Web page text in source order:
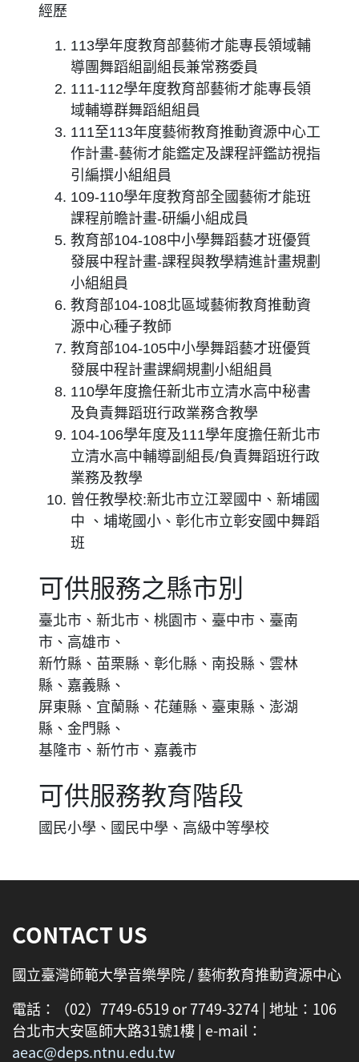
經歷
113學年度教育部藝術才能專長領域輔
導團舞蹈組副組長兼常務委員
111-112學年度教育部藝術才能專長領
域輔導群舞蹈組組員
111至113年度藝術教育推動資源中心工
作計畫-藝術才能鑑定及課程評鑑訪視指
引編撰小組組員
109-110學年度教育部全國藝術才能班
課程前瞻計畫-研編小組成員
教育部104-108中小學舞蹈藝才班優質
發展中程計畫-課程與教學精進計畫規劃
小組組員
教育部104-108北區域藝術教育推動資
源中心種子教師
教育部104-105中小學舞蹈藝才班優質
發展中程計畫課綱規劃小組組員
110學年度擔任新北市立清水高中秘書
及負責舞蹈班行政業務含教學
104-106學年度及111學年度擔任新北市
立清水高中輔導副組長/負責舞蹈班行政
業務及教學
曾任教學校:新北市立江翠國中、新埔國
中 、埔墘國小、彰化市立彰安國中舞蹈
班
可供服務之縣市別
臺北市、新北市、桃園市、臺中市、臺南
市、高雄市、
新竹縣、苗栗縣、彰化縣、南投縣、雲林
縣、嘉義縣、
屏東縣、宜蘭縣、花蓮縣、臺東縣、澎湖
縣、金門縣、
基隆市、新竹市、嘉義市
可供服務教育階段
國民小學、國民中學、高級中等學校
CONTACT US
國立臺灣師範大學音樂學院 / 藝術教育推動資源中心
電話：（02）7749-6519 or 7749-3274 | 地址：106
台北市大安區師大路31號1樓 | e-mail：
aeac@deps.ntnu.edu.tw